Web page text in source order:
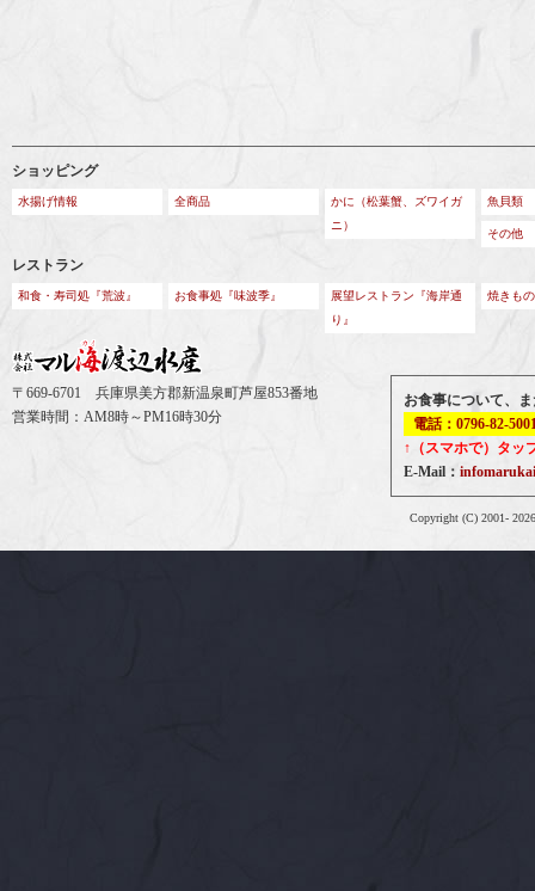
ショッピング
水揚げ情報 全商品
かに（松葉蟹、ズワイガ
ニ）
魚貝類
その他
レストラン
和食・寿司処『荒波』 お食事処『味波季』
展望レストラン『海岸通
り』
焼きも
〒669-6701 兵庫県美方郡新温泉町芦屋853番地
営業時間：AM8時～PM16時30分
お食事について、
電話：0796-82-
↑（スマホで）タッ
E-Mail：
Copyright (C) 2001-